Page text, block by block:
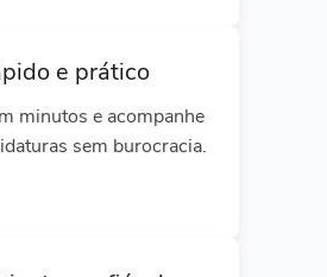
e prático
minutos e acompanhe
sem burocracia.